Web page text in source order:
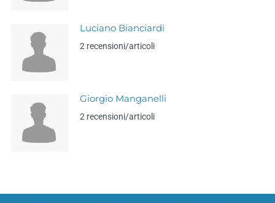
Luciano Bianciardi
2 recensioni/articoli
Giorgio Manganelli
2 recensioni/articoli